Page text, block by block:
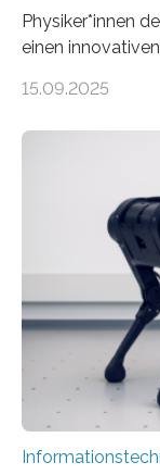
Physiker*innen
einen
Lösungsweg ist
stellt die
Prozessoren
viel Energie, die
sind
bremst
immer größer
verarbeiten
rücken dabei
15.09.2025